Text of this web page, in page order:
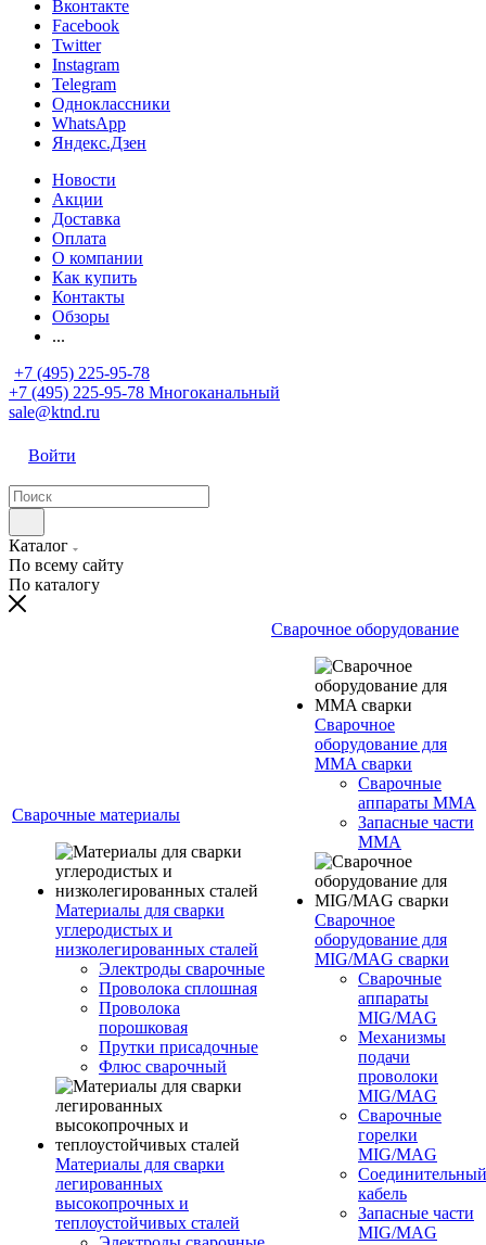
Вконтакте
Facebook
Twitter
Instagram
Telegram
Одноклассники
WhatsApp
Яндекс.Дзен
Новости
Акции
Доставка
Оплата
О компании
Как купить
Контакты
Обзоры
...
+7 (495) 225-95-78
+7 (495) 225-95-78 Многоканальный
sale@ktnd.ru
Войти
Каталог
По всему сайту
По каталогу
Сварочные материалы
Материалы для сварки
углеродистых и
низколегированных сталей
Электроды сварочные
Проволока сплошная
Проволока
порошковая
Прутки присадочные
Флюс сварочный
Материалы для сварки
легированных
высокопрочных и
теплоустойчивых сталей
Сварочное оборудование
Сварочное
оборудование для
MMA сварки
Сварочные
аппараты MMA
Запасные части
MMA
Сварочное
оборудование для
MIG/MAG сварки
Сварочные
аппараты
MIG/MAG
Механизмы
подачи
проволоки
MIG/MAG
Сварочные
горелки
MIG/MAG
Соединительный
кабель
Запасные части
MIG/MAG